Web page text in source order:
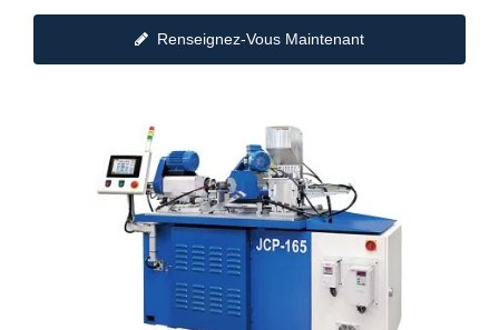
Renseignez-Vous Maintenant